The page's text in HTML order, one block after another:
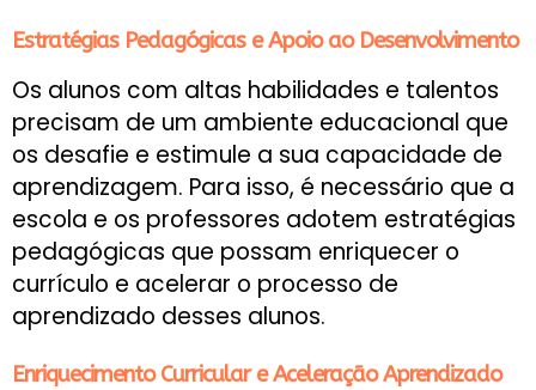
Estratégias Pedagógicas e Apoio ao Desenvolvimento
Os alunos com altas habilidades e talentos
precisam de um ambiente educacional que
os desafie e estimule a sua capacidade de
aprendizagem. Para isso, é necessário que a
escola e os professores adotem estratégias
pedagógicas que possam enriquecer o
currículo e acelerar o processo de
aprendizado desses alunos.
Enriquecimento Curricular e Aceleração Aprendizado